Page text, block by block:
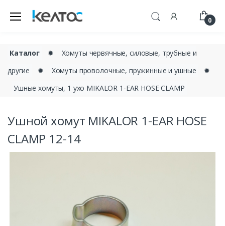
0
Каталог ✹
Хомуты червячные, силовые, трубные и
другие
✹ Хомуты проволочные, пружинные и ушные
✹
Ушные хомуты, 1 ухо MIKALOR 1-EAR HOSE CLAMP
Ушной хомут MIKALOR 1-EAR HOSE
CLAMP 12-14